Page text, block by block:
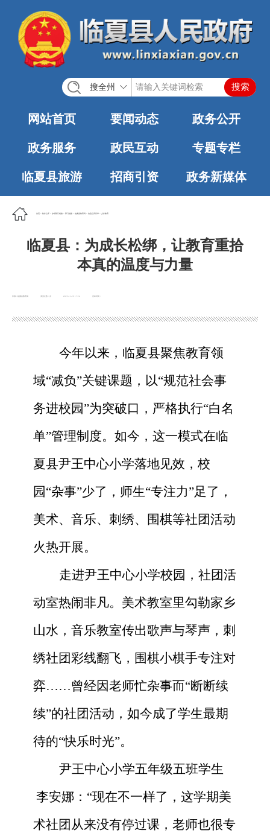
搜全州
网站首页 要闻动态 政务公开
政务服务 政民互动 专题专栏
临夏县旅游 招商引资 政务新媒体
首页 政务公开 临夏县教育局 信息公开目录 义务教育
临夏县：为成长松绑，让教育重拾
本真的温度与力量
来源：临夏县教育局 浏览次数： 发布时间：
2025-11-29 17:24
今年以来，临夏县聚焦教育领
域“减负”关键课题，以“规范社会事
务进校园”为突破口，严格执行“白名
单”管理制度。如今，这一模式在临
夏县尹王中心小学落地见效，校
园“杂事”少了，师生“专注力”足了，
美术、音乐、刺绣、围棋等社团活动
火热开展。
走进尹王中心小学校园，社团活
动室热闹非凡。美术教室里勾勒家乡
山水，音乐教室传出歌声与琴声，刺
绣社团彩线翻飞，围棋小棋手专注对
弈……曾经因老师忙杂事而“断断续
续”的社团活动，如今成了学生最期
待的“快乐时光”。
尹王中心小学五年级五班学生
李安娜：“现在不一样了，这学期美
术社团从来没有停过课，老师也很专